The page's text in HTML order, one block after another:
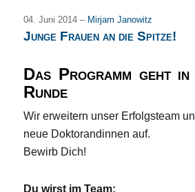
04. Juni 2014 – Mirjam Janowitz
Junge Frauen an die Spitze!
Das Programm geht
Runde
Wir erweitern unser Erfolgsteam
neue Doktorandinnen auf.
Bewirb Dich!
Du wirst im Team: